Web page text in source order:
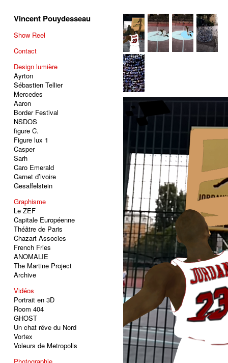
Vincent Pouydesseau
Show Reel
Contact
Design lumière
Ayrton
Sébastien Tellier
Mercedes
Aaron
Border Festival
NSDOS
figure C.
Figure lux 1
Casper
Sarh
Caro Emerald
Carnet d’ivoire
Gesaffelstein
Graphisme
Le ZEF
Capitale Européenne
Théâtre de Paris
Chazart Associes
French Fries
ANOMALIE
The Martine Project
Archive
Vidéos
Portrait en 3D
Room 404
GHOST
Un chat rêve du Nord
Vortex
Voleurs de Metropolis